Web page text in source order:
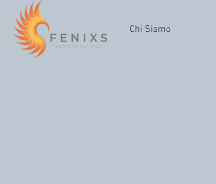
Chi Siamo